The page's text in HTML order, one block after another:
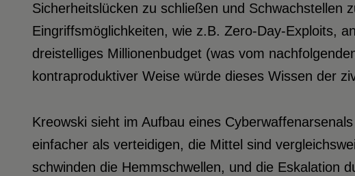
Sicherheitslücken zu schließen und Schwachstellen
Eingriffsmöglichkeiten, wie z.B. Zero-Day-Exploits,
dreistelliges Millionenbudget (was vom
kontraproduktiver Weise würde dieses Wissen der
Kreowski sieht im Aufbau eines
einfacher als verteidigen, die Mittel sind
schwinden die Hemmschwellen, und die Eskalation